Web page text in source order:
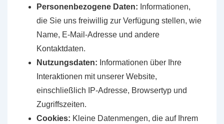
Personenbezogene Daten: Informationen,
die Sie uns freiwillig zur Verfügung stellen, wie
Name, E-Mail-Adresse und andere
Kontaktdaten.
Nutzungsdaten: Informationen über Ihre
Interaktionen mit unserer Website,
einschließlich IP-Adresse, Browsertyp und
Zugriffszeiten.
Cookies: Kleine Datenmengen, die auf Ihrem